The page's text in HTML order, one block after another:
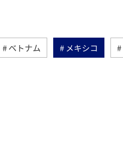
ベトナム メキシコ